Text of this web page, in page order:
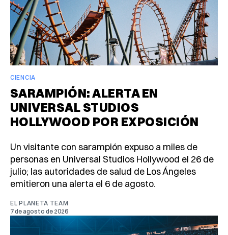
CIENCIA
SARAMPIÓN: ALERTA EN
UNIVERSAL STUDIOS
HOLLYWOOD POR EXPOSICIÓN
Un visitante con sarampión expuso a miles de
personas en Universal Studios Hollywood el 26 de
julio; las autoridades de salud de Los Ángeles
emitieron una alerta el 6 de agosto.
EL PLANETA TEAM
7 de agosto de 2026